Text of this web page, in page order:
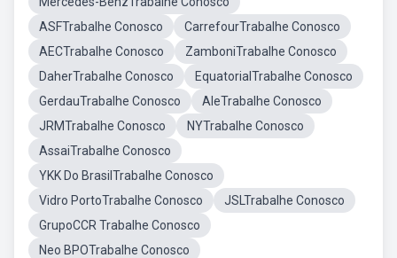
ASFTrabalhe Conosco
CarrefourTrabalhe Conosco
AECTrabalhe Conosco
ZamboniTrabalhe Conosco
DaherTrabalhe Conosco
EquatorialTrabalhe Conosco
GerdauTrabalhe Conosco
AleTrabalhe Conosco
JRMTrabalhe Conosco
NYTrabalhe Conosco
AssaiTrabalhe Conosco
YKK Do BrasilTrabalhe Conosco
Vidro PortoTrabalhe Conosco
JSLTrabalhe Conosco
GrupoCCR Trabalhe Conosco
Neo BPOTrabalhe Conosco